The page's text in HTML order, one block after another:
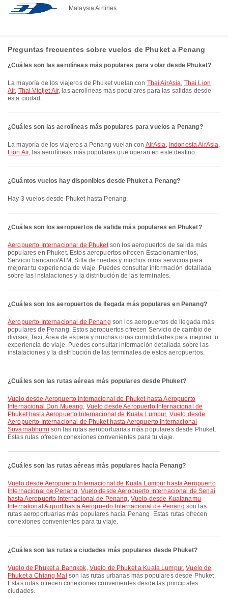
Malaysia Airlines
Preguntas frecuentes sobre vuelos de Phuket a Penang
¿Cuáles son las aerolíneas más populares para volar desde Phuket?
La mayoría de los viajeros de Phuket vuelan con Thai AirAsia, Thai Lion
Air, Thai Vietjet Air, las aerolíneas más populares para las salidas desde
esta ciudad.
¿Cuáles son las aerolíneas más populares para vuelos a Penang?
La mayoría de los viajeros a Penang vuelan con AirAsia, Indonesia AirAsia,
Lion Air, las aerolíneas más populares que operan en este destino.
¿Cuántos vuelos hay disponibles desde Phuket a Penang?
Hay 3 vuelos desde Phuket hasta Penang.
¿Cuáles son los aeropuertos de salida más populares en Phuket?
Aeropuerto Internacional de Phuketson los aeropuertos de salida más
populares en Phuket. Estos aeropuertos ofrecen Estacionamientos,
Servicio bancario/ATM, Silla de ruedas y muchos otros servicios para
mejorar tu experiencia de viaje. Puedes consultar información detallada
sobre las instalaciones y la distribución de las terminales.
¿Cuáles son los aeropuertos de llegada más populares en Penang?
Aeropuerto Internacional de Penang son los aeropuertos de llegada más
populares de Penang. Estos aeropuertos ofrecen Servicio de cambio de
divisas, Taxi, Área de espera y muchas otras comodidades para mejorar tu
experiencia de viaje. Puedes consultar información detallada sobre las
instalaciones y la distribución de las terminales de estos aeropuertos.
¿Cuáles son las rutas aéreas más populares desde Phuket?
Vuelo desde Aeropuerto Internacional de Phuket hasta Aeropuerto
Internacional Don Mueang, Vuelo desde Aeropuerto Internacional de
Phuket hasta Aeropuerto Internacional de Kuala Lumpur, Vuelo desde
Aeropuerto Internacional de Phuket hasta Aeropuerto Internacional
Suvarnabhumi son las rutas aeroportuarias más populares desde Phuket.
Estas rutas ofrecen conexiones convenientes para tu viaje.
¿Cuáles son las rutas aéreas más populares hacia Penang?
Vuelo desde Aeropuerto Internacional de Kuala Lumpur hasta Aeropuerto
Internacional de Penang, Vuelo desde Aeropuerto Internacional de Senai
hasta Aeropuerto Internacional de Penang , Vuelo desde Kualanamu
International Airport hasta Aeropuerto Internacional de Penang son las
rutas aeroportuarias más populares hacia Penang. Estas rutas ofrecen
conexiones convenientes para tu viaje.
¿Cuáles son las rutas a ciudades más populares desde Phuket?
Vuelo de Phuket a Bangkok, Vuelo de Phuket a Kuala Lumpur,Vuelo de
Phuket a Chiang Mai son las rutas urbanas más populares desde Phuket.
Estas rutas ofrecen conexiones convenientes desde las principales
ciudades.